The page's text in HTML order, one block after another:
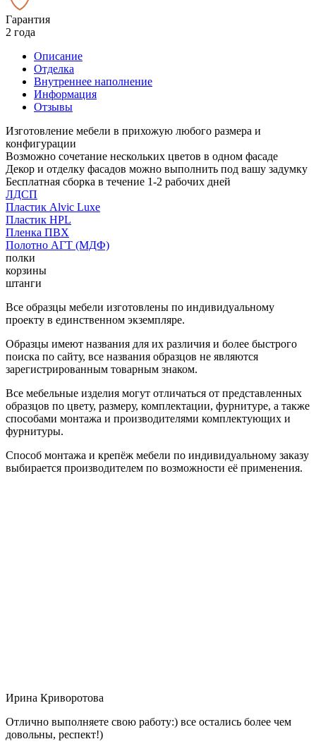
Гарантия
2 года
Описание
Отделка
Внутреннее наполнение
Информация
Отзывы
Изготовление мебели в прихожую любого размера и
конфигурации
Возможно сочетание нескольких цветов в одном фасаде
Декор и отделку фасадов можно выполнить под вашу задумку
Бесплатная сборка в течение 1-2 рабочих дней
ЛДСП
Пластик Alvic Luxe
Пластик HPL
Пленка ПВХ
Полотно АГТ (МДФ)
полки
корзины
штанги
Все образцы мебели изготовлены по индивидуальному
проекту в единственном экземпляре.
Образцы имеют названия для их различия и более быстрого
поиска по сайту, все названия образцов не являются
зарегистрированным товарным знаком.
Все мебельные изделия могут отличаться от представленных
образцов по цвету, размеру, комплектации, фурнитуре, а также
способами монтажа и производителями комплектующих и
фурнитуры.
Способ монтажа и крепёж мебели по индивидуальному заказу
выбирается производителем по возможности её применения.
Ирина Криворотова
Отлично выполняете свою работу:) все остались более чем
довольны, респект!)